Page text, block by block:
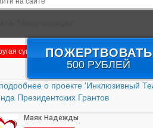
сумма Подробнее
ПОЖЕРТВОВАТЬ
500 РУБЛЕЙ